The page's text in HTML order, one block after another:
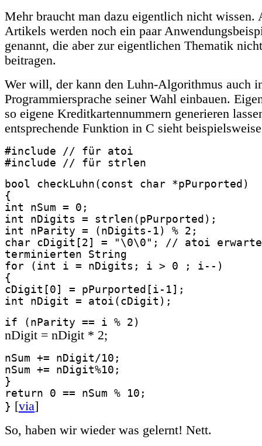
Mehr braucht man dazu eigentlich nicht wissen.
Artikels werden noch ein paar
genannt, die aber zur eigentlichen Thematik
beitragen.
Wer will, der kann den Luhn-Algorithmus auch
Programmiersprache seiner Wahl einbauen.
so eigene Kreditkartennummern generieren
entsprechende Funktion in C sieht
#include // für atoi
#include // für strlen
bool checkLuhn(const char *pPurported)
{
int nSum = 0;
int nDigits = strlen(pPurported);
int nParity = (nDigits-1) % 2;
char cDigit[2] = "\0\0"; // atoi
terminierten String
for (int i = nDigits; i > 0 ; i--)
{
cDigit[0] = pPurported[i-1];
int nDigit = atoi(cDigit);
if (nParity == i % 2)
nDigit = nDigit * 2;
nSum += nDigit/10;
nSum += nDigit%10;
}
return 0 == nSum % 10;
} [via]
So, haben wir wieder was gelernt! Nett.